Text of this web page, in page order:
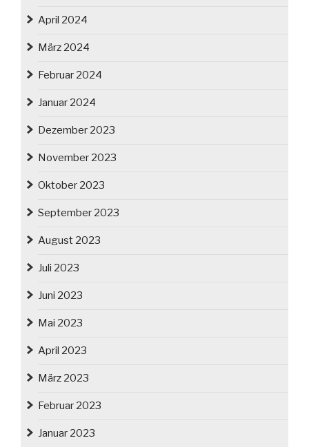
April 2024
März 2024
Februar 2024
Januar 2024
Dezember 2023
November 2023
Oktober 2023
September 2023
August 2023
Juli 2023
Juni 2023
Mai 2023
April 2023
März 2023
Februar 2023
Januar 2023